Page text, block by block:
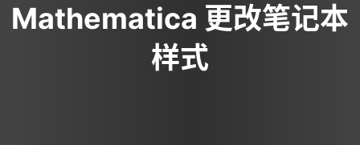
Mathematica 更改笔记本
样式